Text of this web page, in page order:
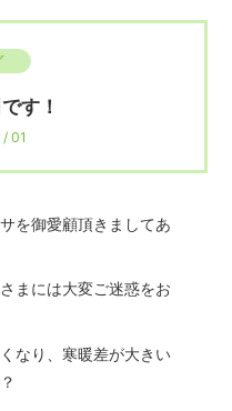
す！
01
を御愛顧頂きましてあ
まには大変ご迷惑をお
なり、寒暖差が大きい